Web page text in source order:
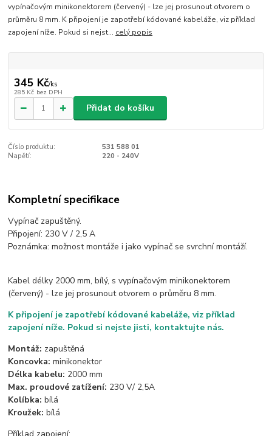
vypínačovým minikonektorem (červený) - lze jej prosunout otvorem o
průměru 8 mm. K připojení je zapotřebí kódované kabeláže, viz příklad
zapojení níže. Pokud si nejst... celý popis
345 Kč/ks
285 Kč bez DPH
Přidat do košíku
Číslo produktu:
531 588 01
Napětí:
220 - 240V
Kompletní specifikace
Vypínač zapuštěný.
Připojení: 230 V / 2,5 A
Poznámka: možnost montáže i jako vypínač se svrchní montáží.
Kabel délky 2000 mm, bílý, s vypínačovým minikonektorem
(červený) - lze jej prosunout otvorem o průměru 8 mm.
K připojení je zapotřebí kódované kabeláže, viz příklad
zapojení níže. Pokud si nejste jisti, kontaktujte nás.
Montáž: zapuštěná
Koncovka: minikonektor
Délka kabelu: 2000 mm
Max. proudové zatížení: 230 V/ 2,5A
Kolíbka: bílá
Kroužek: bílá